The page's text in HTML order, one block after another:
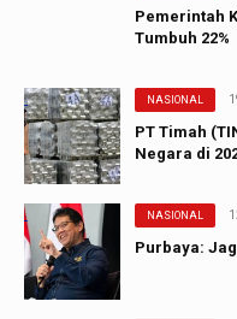
Pemerintah
Tumbuh 22%
NASIONAL
PT Timah
Negara di
NASIONAL
Purbaya: